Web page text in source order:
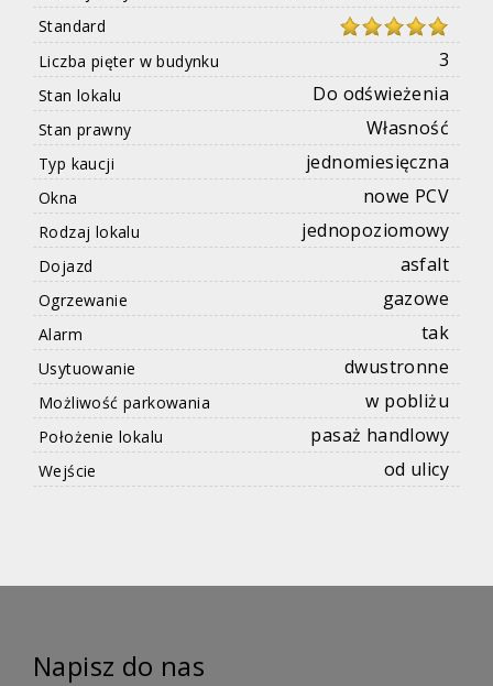
Standard
Liczba pięter w budynku
3
Stan lokalu Do odświeżenia
Stan prawny Własność
Typ kaucji jednomiesięczna
Okna nowe PCV
Rodzaj lokalu jednopoziomowy
Dojazd asfalt
Ogrzewanie gazowe
Alarm tak
Usytuowanie dwustronne
Możliwość parkowania w pobliżu
Położenie lokalu pasaż handlowy
Wejście od ulicy
Napisz do nas